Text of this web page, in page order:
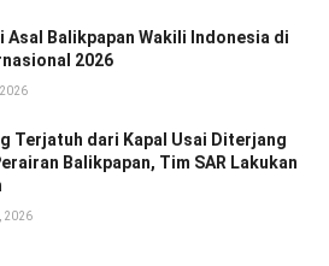
Asal Balikpapan Wakili Indonesia di
2026
Terjatuh dari Kapal Usai Diterjang
Balikpapan, Tim SAR Lakukan
2026